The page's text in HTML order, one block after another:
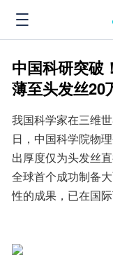
中国科研突破
薄至头发丝20
我国科学家在三维
日，中国科学院物
出厚度仅为头发丝
全球首个成功制备
性的成果，已在国